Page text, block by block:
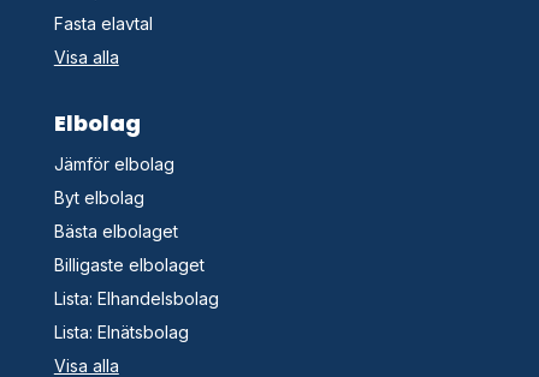
Fasta elavtal
Visa alla
Elbolag
Jämför elbolag
Byt elbolag
Bästa elbolaget
Billigaste elbolaget
Lista: Elhandelsbolag
Lista: Elnätsbolag
Visa alla